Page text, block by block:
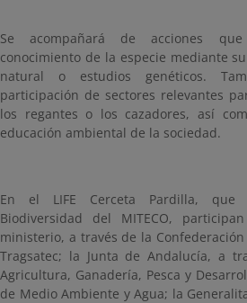
Se acompañará de acciones
conocimiento de la especie mediante
natural o estudios genéticos.
participación de sectores relevantes
los regantes o los cazadores, así
educación ambiental de la sociedad.
En el LIFE Cerceta Pardilla, que
Biodiversidad del MITECO,
ministerio, a través de la
Tragsatec; la Junta de Andalucía, a
Agricultura, Ganadería, Pesca y
de Medio Ambiente y Agua; la